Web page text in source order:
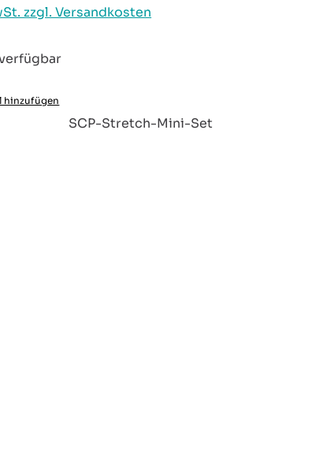
zzgl. Versandkosten
hinzufügen
SCP-Stretch-Mini-Set